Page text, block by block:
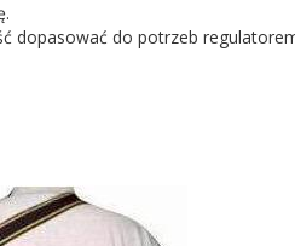
dopasować do potrzeb